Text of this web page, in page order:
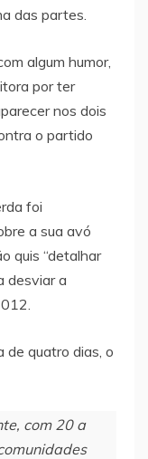
das partes.
algum humor,
por ter
nos dois
o partido
foi
a sua avó
quis “detalhar
desviar a
de quatro dias, o
com 20 a